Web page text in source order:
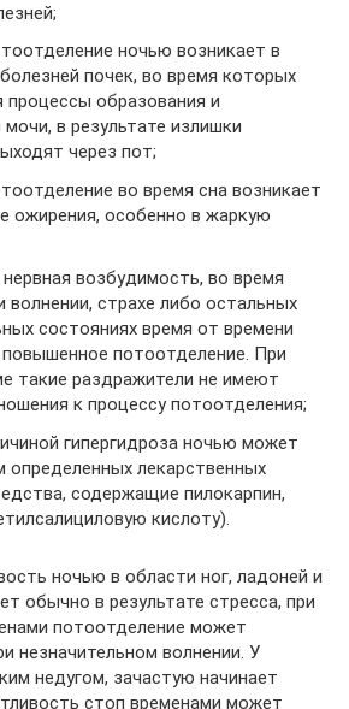
ночью возникает в
почек, во время которых
процессы образования и
в результате излишки
через пот;
во время сна возникает
ожирения, особенно в жаркую
возбудимость, во время
волнении, страхе либо остальных
состояниях время от времени
повышенное потоотделение. При
такие раздражители не имеют
к процессу потоотделения;
гипергидроза ночью может
определенных лекарственных
содержащие пилокарпин,
кислоту).
ночью в области ног, ладоней и
обычно в результате стресса, при
потоотделение может
незначительном волнении. У
недугом, зачастую начинает
стоп временами может